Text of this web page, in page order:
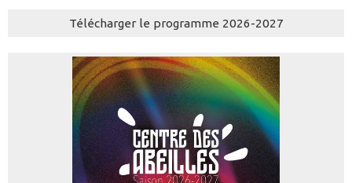
Télécharger le programme 2026-2027